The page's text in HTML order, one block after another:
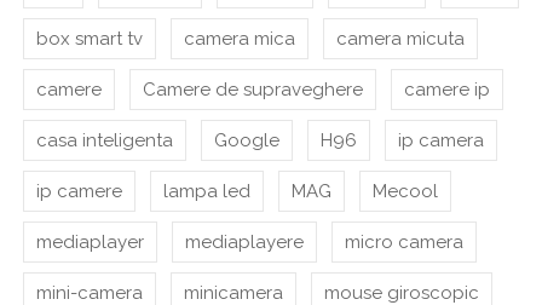
box smart tv camera mica camera micuta
camere Camere de supraveghere camere ip
casa inteligenta Google H96 ip camera
ip camere lampa led MAG Mecool
mediaplayer mediaplayere micro camera
mini-camera minicamera mouse giroscopic